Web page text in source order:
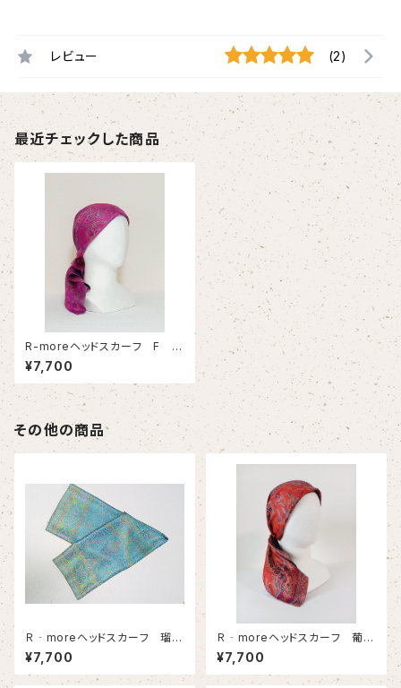
レビュー (2)
最近チェックした商品
R-moreヘッドスカーフ F
(菫・ピンク系)
¥7,700
その他の商品
Ｒ‐moreヘッドスカーフ 瑠璃
ー４
¥7,700
Ｒ‐moreヘッドスカーフ 葡萄
（ヘ）
¥7,700